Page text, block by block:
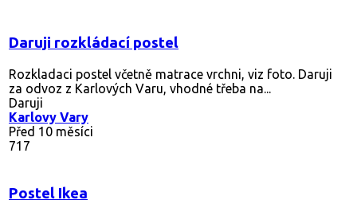
Daruji rozkládací postel
Rozkladaci postel včetně matrace vrchni, viz foto. Daruji
za odvoz z Karlových Varu, vhodné třeba na...
Daruji
Karlovy Vary
Před 10 měsíci
717
Postel Ikea